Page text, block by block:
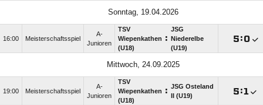
Sonntag, 19.04.2026
16:00 Meisterschaftsspiel
A-
Junioren
TSV
Wiepenkathen
(U18)
:
JSG
Niederelbe
(U19)
:
Mittwoch, 24.09.2025
19:00 Meisterschaftsspiel
A-
Junioren
TSV
Wiepenkathen
(U18)
: JSG Osteland
II (U19)
: